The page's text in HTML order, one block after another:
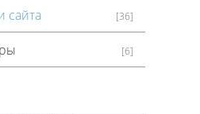
сайта [36]
[6]